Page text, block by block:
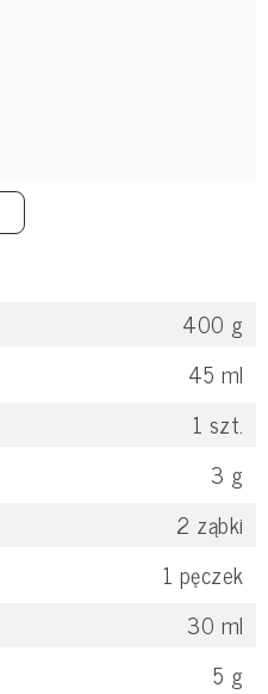
400 g
45 ml
1 szt.
3 g
2 ząbki
1 pęczek
30 ml
5 g